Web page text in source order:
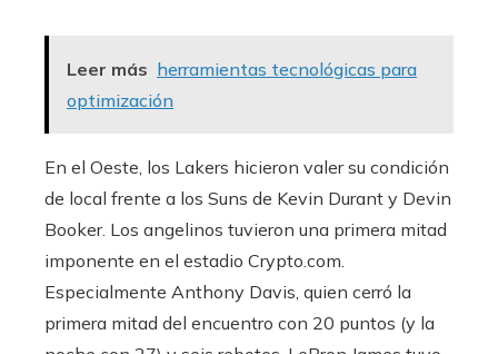
Leer más herramientas tecnológicas para
optimización
En el Oeste, los Lakers hicieron valer su condición
de local frente a los Suns de Kevin Durant y Devin
Booker. Los angelinos tuvieron una primera mitad
imponente en el estadio Crypto.com.
Especialmente Anthony Davis, quien cerró la
primera mitad del encuentro con 20 puntos (y la